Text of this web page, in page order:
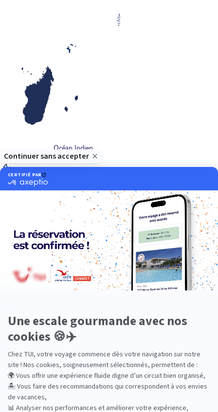
Océan Indien
Nos thématiques
Adult only
Aventure
Bien-être
Circuits privés
City Trips